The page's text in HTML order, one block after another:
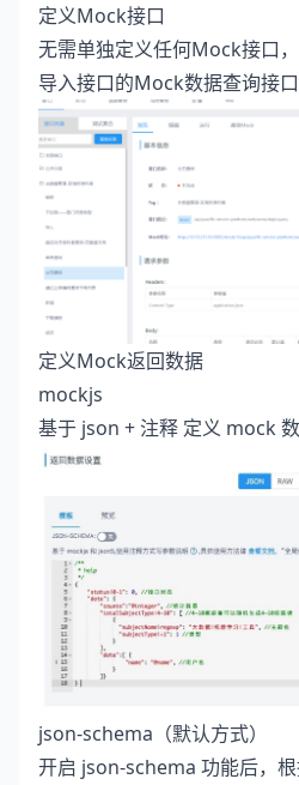
定义Mock接口
无需单独定义任何Mock接口
导入接口的Mock数据查询接口
定义Mock返回数据
mockjs
基于 json + 注释 定义 mock
json-schema（默认方式）
开启 json-schema 功能后，